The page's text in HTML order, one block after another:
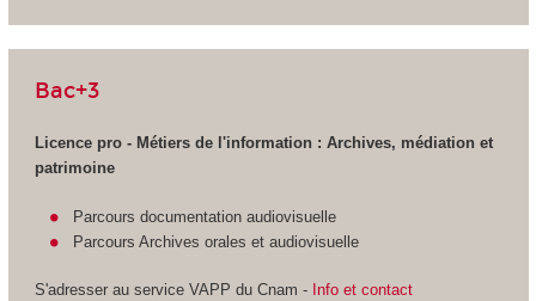
Bac+3
Licence pro - Métiers de l'information : Archives, médiation et
patrimoine
Parcours documentation audiovisuelle
Parcours Archives orales et audiovisuelle
S'adresser au service VAPP du Cnam -Info et contact